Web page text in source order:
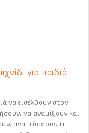
για παιδιά
να εισέλθουν στον
να αναμίξουν και
αναπτύσσουν τη